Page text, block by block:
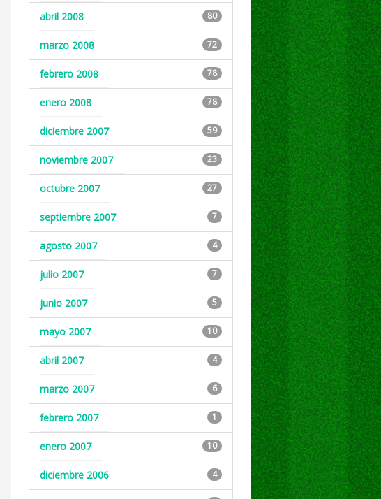
abril 2008 80
marzo 2008 72
febrero 2008 78
enero 2008 78
diciembre 2007 59
noviembre 2007 23
octubre 2007 27
septiembre 2007 7
agosto 2007 4
julio 2007 7
junio 2007 5
mayo 2007 10
abril 2007 4
marzo 2007 6
febrero 2007 1
enero 2007 10
diciembre 2006 4